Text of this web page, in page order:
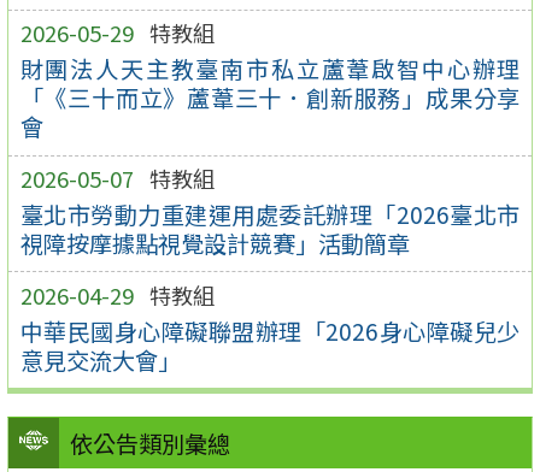
2026-05-29 特教組
財團法人天主教臺南市私立蘆葦啟智中心辦理
「《三十而立》蘆葦三十．創新服務」成果分享
會
2026-05-07 特教組
臺北市勞動力重建運用處委託辦理「2026臺北市
視障按摩據點視覺設計競賽」活動簡章
2026-04-29 特教組
中華民國身心障礙聯盟辦理「2026身心障礙兒少
意見交流大會」
依公告類別彙總